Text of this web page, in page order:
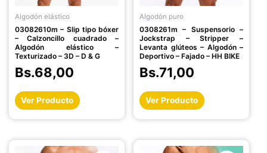
Algodón elástico
03082610m – Slip tipo bóxer
– Calzoncillo cuadrado –
Algodón elástico –
Texturizado – 3D – D & G
Bs.68,00
Ver Producto
pueden
en
la
página
Algodón puro
0308261m – Suspensorio –
Jockstrap – Stripper –
Levanta glúteos – Algodón –
Deportivo – Fajado – HH BIKE
Bs.71,00
Ver Producto
pueden
en
la
página
Este
Este